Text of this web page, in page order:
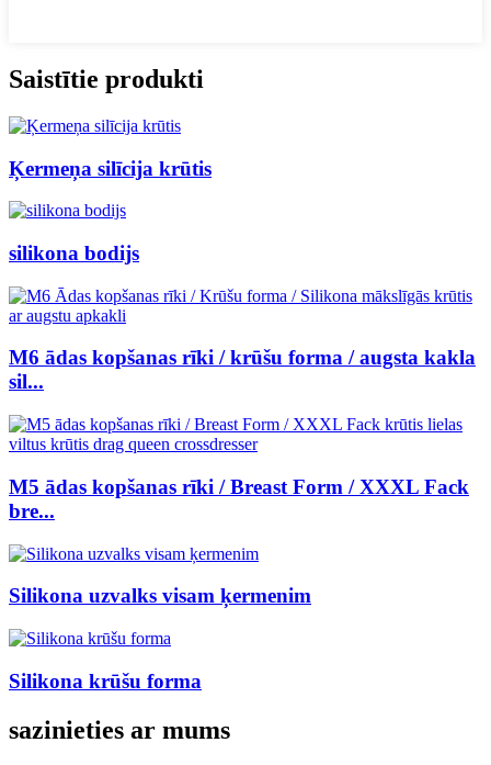
Saistītie produkti
Ķermeņa silīcija krūtis
silikona bodijs
M6 ādas kopšanas rīki / krūšu forma / augsta kakla
sil...
M5 ādas kopšanas rīki / Breast Form / XXXL Fack
bre...
Silikona uzvalks visam ķermenim
Silikona krūšu forma
sazinieties ar mums